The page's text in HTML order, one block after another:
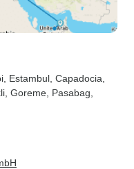
, Estambul , Capadocia
, Goreme , Pasabag